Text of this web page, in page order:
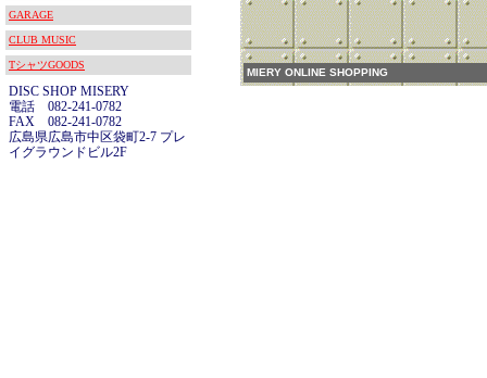
GARAGE
CLUB MUSIC
TシャツGOODS
DISC SHOP MISERY
電話 082-241-0782
FAX 082-241-0782
広島県広島市中区袋町2-7 プレ
イグラウンドビル2F
MIERY ONLINE SHOPPING